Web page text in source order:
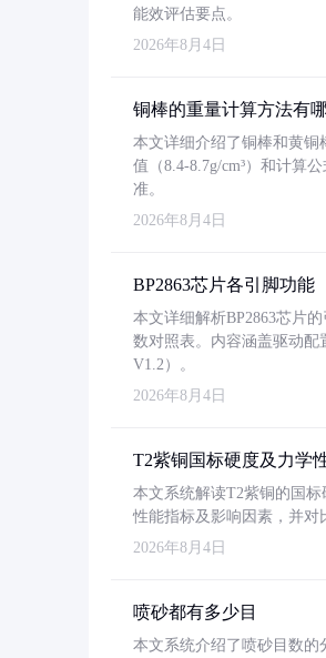
能效评估要点。
2026年8月4日
铜棒的重量计算方法有
本文详细介绍了铜棒和黄铜
值（8.4-8.7g/cm³）和计算
准。
2026年8月4日
BP2863芯片各引脚功能
本文详细解析BP2863芯片
数对照表。内容涵盖驱动配
V1.2）。
2026年8月4日
T2紫铜国标硬度及力学
本文系统解读T2紫铜的国
性能指标及影响因素，并对
2026年8月4日
喷砂都有多少目
本文系统介绍了喷砂目数的